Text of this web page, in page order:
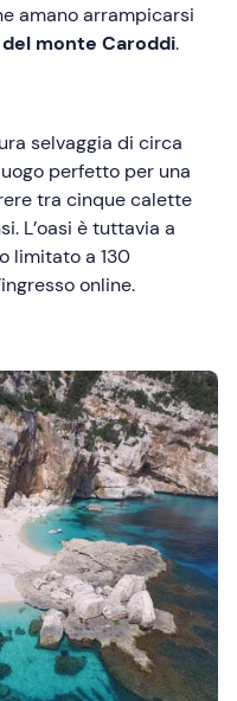
amano arrampicarsi
monte Caroddi.
selvaggia di circa
perfetto per una
tra cinque calette
L’oasi è tuttavia a
limitato a 130
online.